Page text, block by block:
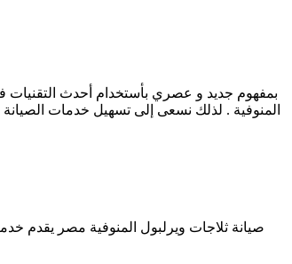
بمفهوم جديد و عصري بأستخدام أحدث التقنيات
المنوفية . لذلك نسعى إلى تسهيل خدمات
صيانة ثلاجات ويرلبول المنوفية مصر يقدم